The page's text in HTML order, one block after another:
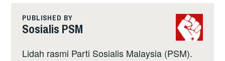
PUBLISHED BY
Sosialis PSM
Lidah rasmi Parti Sosialis Malaysia (PSM).